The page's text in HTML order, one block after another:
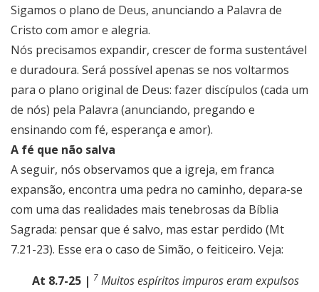
Sigamos o plano de Deus, anunciando a Palavra de
Cristo com amor e alegria.
Nós precisamos expandir, crescer de forma sustentável
e duradoura. Será possível apenas se nos voltarmos
para o plano original de Deus: fazer discípulos (cada um
de nós) pela Palavra (anunciando, pregando e
ensinando com fé, esperança e amor).
A fé que não salva
A seguir, nós observamos que a igreja, em franca
expansão, encontra uma pedra no caminho, depara-se
com uma das realidades mais tenebrosas da Bíblia
Sagrada: pensar que é salvo, mas estar perdido (Mt
7.21-23). Esse era o caso de Simão, o feiticeiro. Veja:
At 8.7-25 | 7 Muitos espíritos impuros eram expulsos